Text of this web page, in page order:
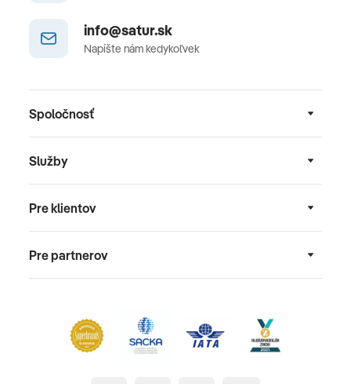
info@satur.sk
Napíšte nám kedykoľvek
Spoločnosť
Služby
Pre klientov
Pre partnerov